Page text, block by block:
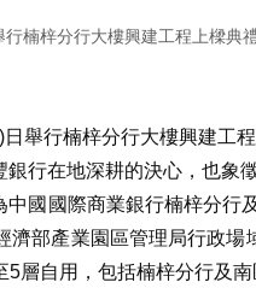
楠梓分行大樓興建工程上樑
舉行楠梓分行大樓興建工
行在地深耕的決心，也象
中國國際商業銀行楠梓分行
濟部產業園區管理局行政
層自用，包括楠梓分行及